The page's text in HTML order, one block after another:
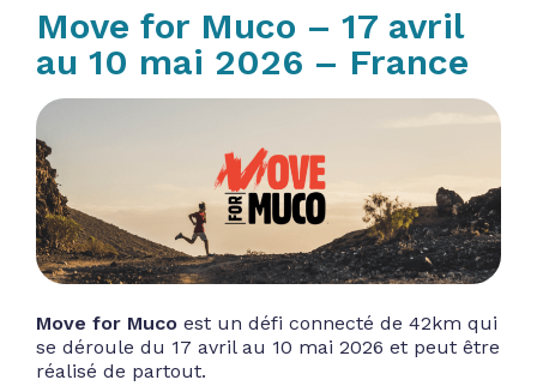
Move for Muco – 17 avril
au 10 mai 2026 – France
Move for Muco est un défi connecté de 42km qui
se déroule du 17 avril au 10 mai 2026 et peut être
réalisé de partout.